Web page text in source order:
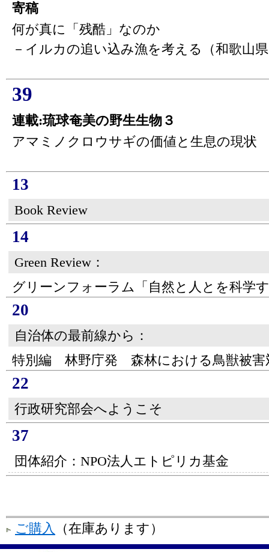
寄稿
何が真に「残酷」なのか
－イルカの追い込み漁を考える（和歌山
39
連載:琉球奄美の野生生物３
アマミノクロウサギの価値と生息の現状
13
Book Review
14
Green Review：
グリーンフォーラム「自然と人とを科学
20
自治体の最前線から：
特別編 林野庁発 森林における鳥獣被害
22
行政研究部会へようこそ
37
団体紹介：NPO法人エトピリカ基金
ご購入 （在庫あります）